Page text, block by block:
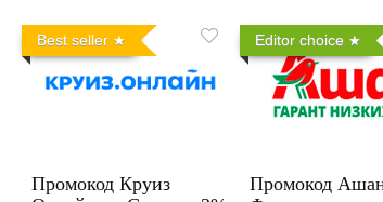
Best seller
Промокод Круиз
Editor choice
Промокод